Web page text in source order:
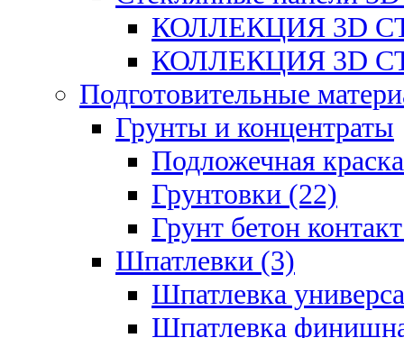
КОЛЛЕКЦИЯ 3D
КОЛЛЕКЦИЯ 3D
Подготовительные
Грунты и концентраты
Подложечная
Грунтовки (22)
Грунт бетон
Шпатлевки (3)
Шпатлевка
Шпатлевка